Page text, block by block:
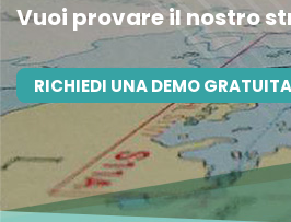
Vuoi provare il nostro
RICHIEDI UNA DEMO GRATUITA